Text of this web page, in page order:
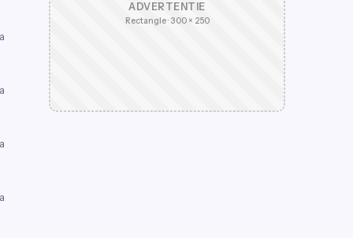
ADVERTENTIE
Rectangle · 300 × 250